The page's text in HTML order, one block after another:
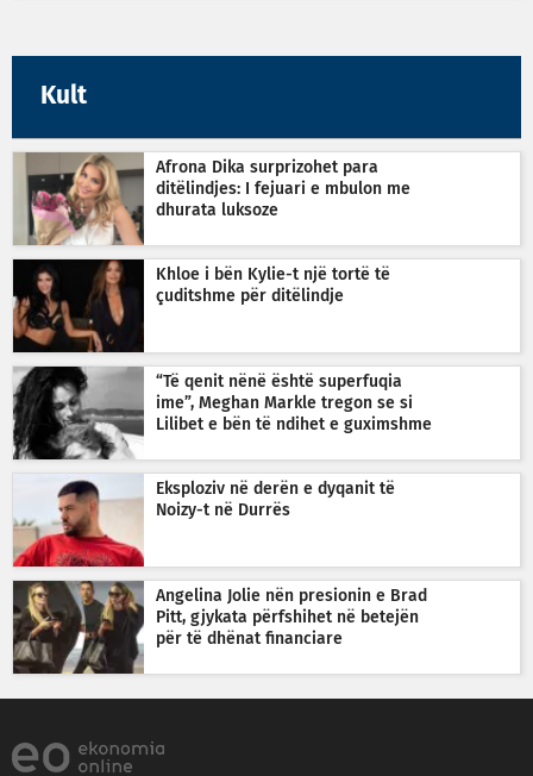
Kult
Afrona Dika surprizohet para
ditëlindjes: I fejuari e mbulon me
dhurata luksoze
Khloe i bën Kylie-t një tortë të
çuditshme për ditëlindje
“Të qenit nënë është superfuqia
ime”, Meghan Markle tregon se si
Lilibet e bën të ndihet e guximshme
Eksploziv në derën e dyqanit të
Noizy-t në Durrës
Angelina Jolie nën presionin e Brad
Pitt, gjykata përfshihet në betejën
për të dhënat financiare